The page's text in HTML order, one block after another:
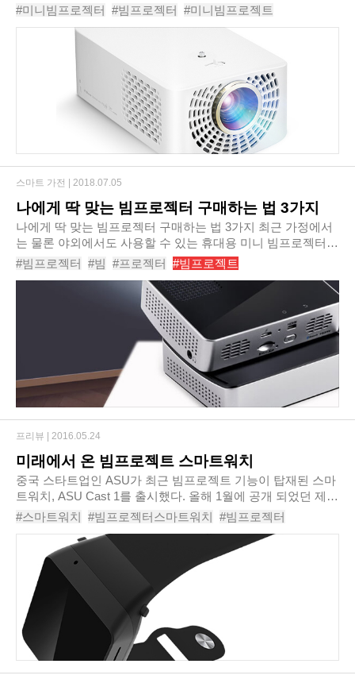
증가하고 있다. 학교에서도온라인 개학을 실시함에 따라 점점
집콕 생활을 하는 사람들이 늘어가고..
#미니빔프로젝터 #빔프로젝터 #미니빔프로젝트
#빔프로젝트 #가정용빔프로젝터 #가정용 #LG미니빔
#미니빔추천
나에게 딱 맞는 빔프로젝터 구매하는 법 3가지
나에게 딱 맞는 빔프로젝터 구매하는 법 3가지 최근 가정에서
는 물론 야외에서도 사용할 수 있는 휴대용 미니 빔프로젝터가
인기를 얻고 있다. 이에 여러 제조사에서 다양한 제품이 쏟아
져 나오고 있는데, 막상 빔프로젝터를 구..
#빔프로젝터 #빔 #프로젝터 #빔프로젝트
#미니빔프로젝터 #가정용빔프로젝터 #휴대용빔프로젝터
#스마트빔프로젝터 #삼성빔프로젝터
스마트 가전 | 2018.07.05
미래에서 온 빔프로젝트 스마트워치
중국 스타트업인 ASU가 최근 빔프로젝트 기능이 탑재된 스마
트워치, ASU Cast 1를 출시했다. 올해 1월에 공개 되었던 제품
이 실제로 출시된 것인데, 가격은 2999위안으로 50만 원대 중
반 가량이다. 어떤 특징을 갖고 있는지 살..
#스마트워치 #빔프로젝터스마트워치 #빔프로젝터
#빔프로젝트 #스마트밴드 #애플워치 #기어S2 #스마트폰
#기어핏
프리뷰 | 2016.05.24